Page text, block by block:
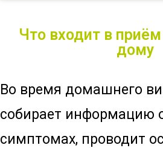
Что входит в
дому
Во время домашнего
собирает информацию
симптомах, проводит